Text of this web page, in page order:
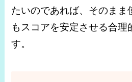
たいのであれば、そのまま
もスコアを安定させる合理
す。